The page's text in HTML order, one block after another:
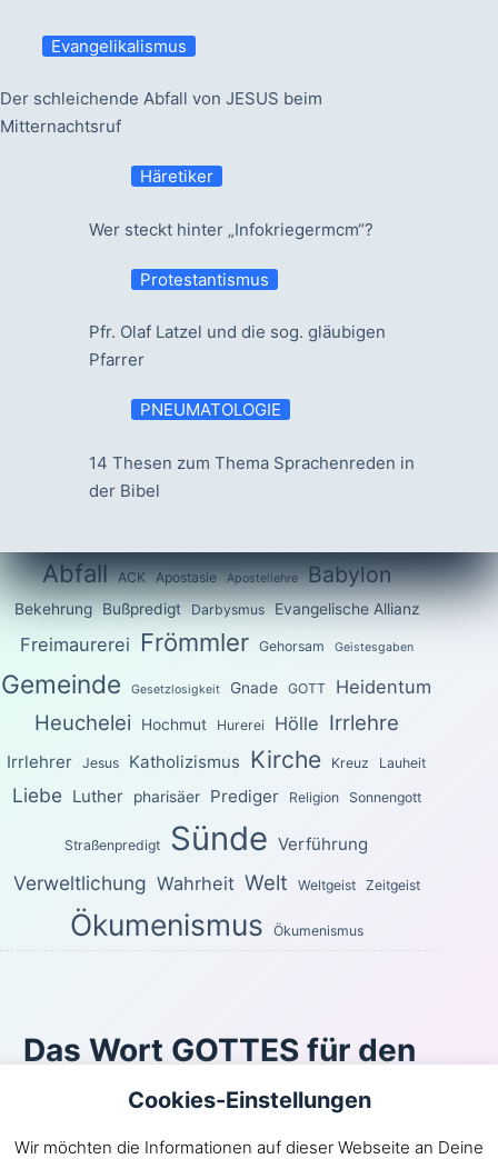
Evangelikalismus
Der schleichende Abfall von JESUS beim
Mitternachtsruf
Häretiker
Wer steckt hinter „Infokriegermcm“?
Protestantismus
Pfr. Olaf Latzel und die sog. gläubigen
Pfarrer
PNEUMATOLOGIE
14 Thesen zum Thema Sprachenreden in
der Bibel
Abfall ACK Apostasie Apostellehre Babylon
Bekehrung Bußpredigt Darbysmus Evangelische Allianz
Freimaurerei Frömmler Gehorsam Geistesgaben
Gemeinde Gesetzlosigkeit Gnade GOTT Heidentum
Heuchelei Hochmut Hurerei Hölle Irrlehre
Irrlehrer Jesus Katholizismus Kirche Kreuz Lauheit
Liebe Luther pharisäer Prediger Religion Sonnengott
Straßenpredigt Sünde Verführung
Verweltlichung Wahrheit Welt Weltgeist Zeitgeist
Ökumenismus Ökumenismus
Das Wort GOTTES für den
heutigen Tag
Wie du den Weg des Windes nicht kennst und nicht die
Cookies-Einstellungen
Wir möchten die Informationen auf dieser Webseite an Deine